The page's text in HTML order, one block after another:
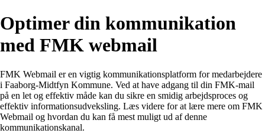
Optimer din kommunikation
med FMK webmail
FMK Webmail er en vigtig kommunikationsplatform for medarbejdere
i Faaborg-Midtfyn Kommune. Ved at have adgang til din FMK-mail
på en let og effektiv måde kan du sikre en smidig arbejdsproces og
effektiv informationsudveksling. Læs videre for at lære mere om FMK
Webmail og hvordan du kan få mest muligt ud af denne
kommunikationskanal.